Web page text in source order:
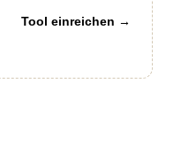
Tool einreichen →